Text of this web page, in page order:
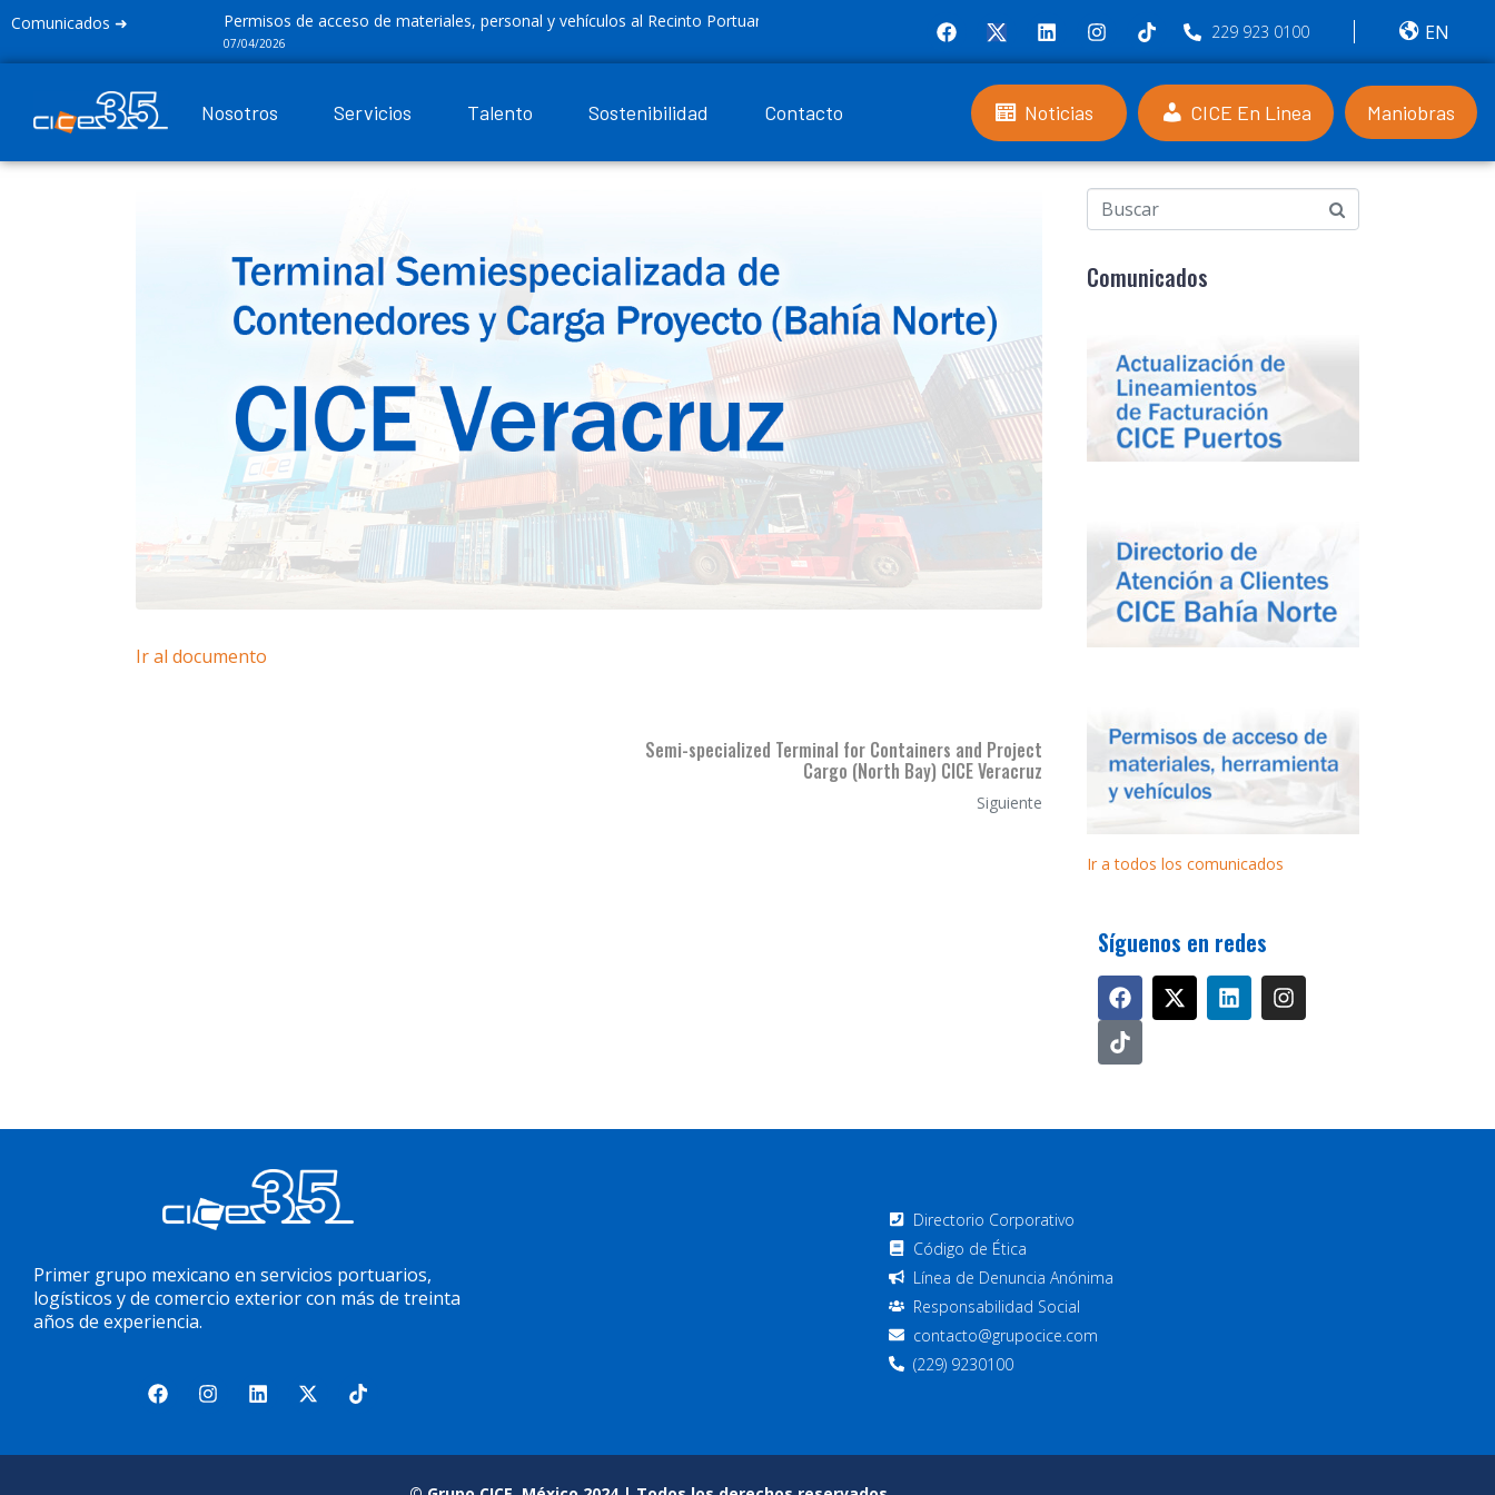
Comunicados ➜ Permisos de acceso de materiales, personal y vehículos al Recinto Portuario Actualización de Lineamientos de Facturación CICE Puertos
229 923 0100 EN
Nosotros Servicios Talento Sostenibilidad Contacto Noticias CICE En Linea Maniobras
Ir al documento
Semi-specialized Terminal for Containers and Project
Cargo (North Bay) CICE Veracruz
Siguiente
Comunicados
Ir a todos los comunicados
Síguenos en redes
Primer grupo mexicano en servicios portuarios,
logísticos y de comercio exterior con más de treinta
años de experiencia.
Directorio Corporativo
Código de Ética
Línea de Denuncia Anónima
Responsabilidad Social
contacto@grupocice.com
(229) 9230100